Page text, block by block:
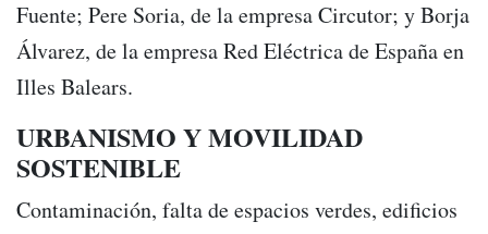
Fuente; Pere Soria, de la empresa Circutor; y Borja
Álvarez, de la empresa Red Eléctrica de España en
Illes Balears.
URBANISMO Y MOVILIDAD
SOSTENIBLE
Contaminación, falta de espacios verdes, edificios